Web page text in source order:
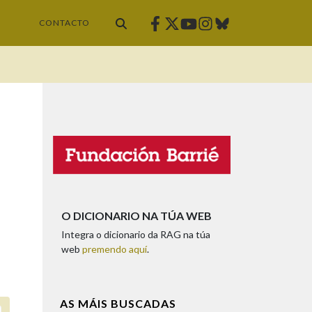
CONTACTO Facebook
Twitter
Youtube
Instagram
Bluesky
O DICIONARIO NA TÚA WEB
Integra o dicionario da RAG na túa
web premendo aquí.
AS MÁIS BUSCADAS